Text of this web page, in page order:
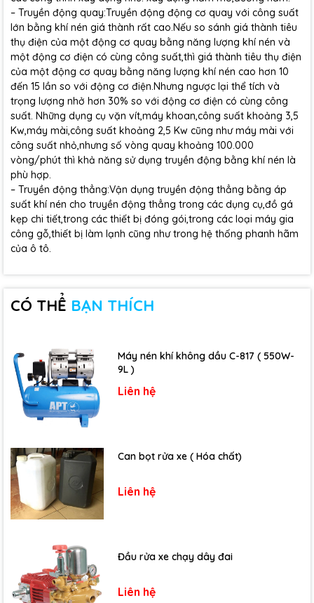
– Truyền động quay:Truyền động động cơ quay với công suất
lớn bằng khí nén giá thành rất cao.Nếu so sánh giá thành tiêu
thụ điện của một động cơ quay bằng năng lượng khí nén và
một động cơ điện có cùng công suất,thì giá thành tiêu thụ điện
của một động cơ quay bằng năng lượng khí nén cao hơn 10
đến 15 lần so với động cơ điện.Nhưng ngược lại thể tích và
trọng lượng nhở hơn 30% so với động cơ điện có cùng công
suất. Những dụng cụ vặn vít,máy khoan,công suất khoảng 3,5
Kw,máy mài,công suất khoảng 2,5 Kw cũng như máy mài với
công suất nhỏ,nhưng số vòng quay khoảng 100.000
vòng/phút thì khả năng sử dụng truyền động bằng khí nén là
phù hợp.
– Truyền động thẳng:Vận dụng truyền động thẳng bằng áp
suất khí nén cho truyền động thẳng trong các dụng cụ,đồ gá
kẹp chi tiết,trong các thiết bị đóng gói,trong các loại máy gia
công gỗ,thiết bị làm lạnh cũng như trong hệ thống phanh hãm
của ô tô.
CÓ THỂ BẠN THÍCH
Máy nén khí không dầu C-817 ( 550W-
9L )
Liên hệ
Can bọt rửa xe ( Hóa chất)
Liên hệ
Đầu rửa xe chạy dây đai
Liên hệ